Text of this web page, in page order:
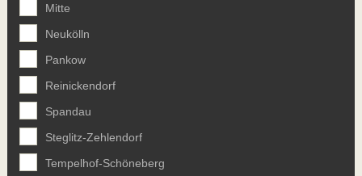
Mitte
Neukölln
Pankow
Reinickendorf
Spandau
Steglitz-Zehlendorf
Tempelhof-Schöneberg